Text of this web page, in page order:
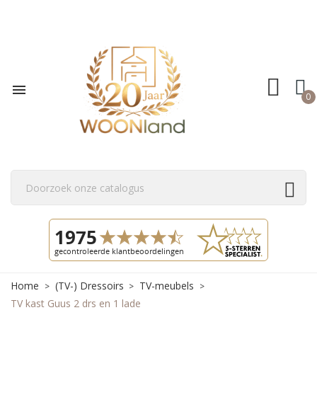
 0
Home (TV-) Dressoirs
TV-meubels
TV kast Guus 2 drs en 1 lade